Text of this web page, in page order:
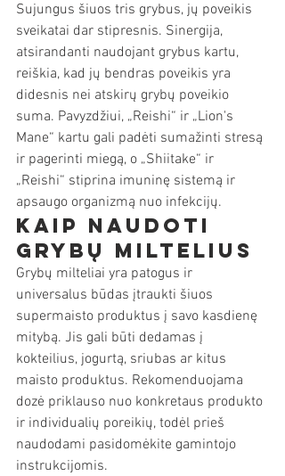
Sujungus šiuos tris grybus, jų poveikis
sveikatai dar stipresnis. Sinergija,
atsirandanti naudojant grybus kartu,
reiškia, kad jų bendras poveikis yra
didesnis nei atskirų grybų poveikio
suma. Pavyzdžiui, „Reishi“ ir „Lion's
Mane“ kartu gali padėti sumažinti stresą
ir pagerinti miegą, o „Shiitake“ ir
„Reishi“ stiprina imuninę sistemą ir
apsaugo organizmą nuo infekcijų.
Kaip naudoti
grybų miltelius
Grybų milteliai yra patogus ir
universalus būdas įtraukti šiuos
supermaisto produktus į savo kasdienę
mitybą. Jis gali būti dedamas į
kokteilius, jogurtą, sriubas ar kitus
maisto produktus. Rekomenduojama
dozė priklauso nuo konkretaus produkto
ir individualių poreikių, todėl prieš
naudodami pasidomėkite gamintojo
instrukcijomis.